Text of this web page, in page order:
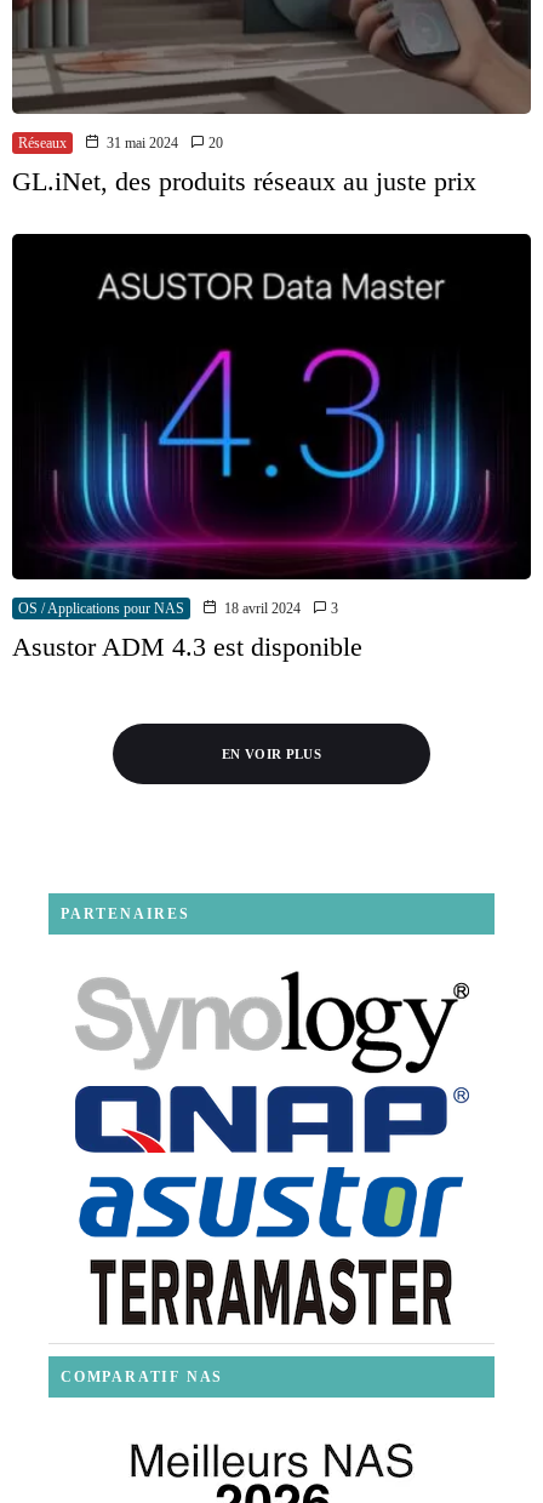
Réseaux 31 mai 2024 20
GL.iNet, des produits réseaux au juste prix
OS / Applications pour NAS 18 avril 2024 3
Asustor ADM 4.3 est disponible
EN VOIR PLUS
PARTENAIRES
COMPARATIF NAS